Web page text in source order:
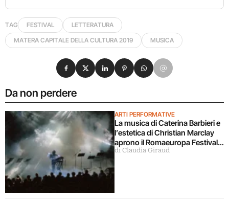
TAG FESTIVAL
LETTERATURA
MATERA CAPITALE DELLA CULTURA 2019
MUSICA
Da non perdere
ARTI PERFORMATIVE
La musica di Caterina Barbieri e
l’estetica di Christian Marclay
aprono il Romaeuropa Festival
2026
di Claudia Giraud
Condividi su Facebook
Condividi su X
Condividi su LinkedIn
Condividi su Pinterest
Condividi su WhatsApp
Condividi su Email